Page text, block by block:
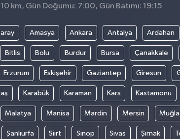
km, Gün Doğumu: 7:00, Gün Batımı: 19:15
Amasya Ankara Antalya Ardahan
Bitlis Bolu Burdur Bursa Çanakkale
Erzurum Eskişehir Gaziantep Giresun
Karabük Karaman Kars Kastamonu
Malatya Manisa Mardin Mersin Muğla
Şanlıurfa Siirt Sinop Sivas Şırnak